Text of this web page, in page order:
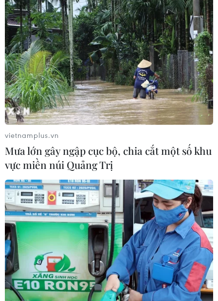
TIN CÙNG CHUYÊN MỤC
Đường ống xuyên Sahara-bước tiến
mới trong liên kết năng lượng châu
Phi
09/08/2026 15:41
Cộng hòa Dân chủ Congo ghi nhận
vietnamplus.vn
Mưa lớn gây ngập cục bộ, chia cắt một số khu
vực miền núi Quảng Trị